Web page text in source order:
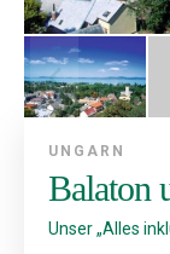
UNGARN
Balaton
Unser „Alles